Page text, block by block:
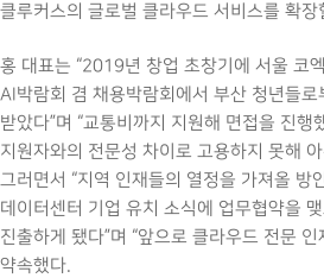
클루커스의 글로벌 클라우드 서비스를 확장
홍 대표는 “2019년 창업 초창기에 서울 코
AI박람회 겸 채용박람회에서 부산 청년들로
받았다”며 “교통비까지 지원해 면접을 진행
지원자와의 전문성 차이로 고용하지 못해
그러면서 “지역 인재들의 열정을 가져올 방
데이터센터 기업 유치 소식에 업무협약을
진출하게 됐다”며 “앞으로 클라우드 전문
약속했다.